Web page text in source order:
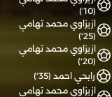
(10')
ازيزاوي محمد تهامي
(25')
ازيزاوي محمد تهامي
(20')
رابحي احمد (35')
ازيزاوي محمد تهامي